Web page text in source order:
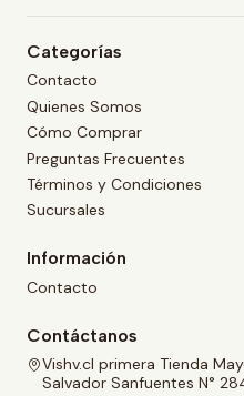
Categorías
Contacto
Quienes Somos
Cómo Comprar
Preguntas Frecuentes
Términos y Condiciones
Sucursales
Información
Contacto
Contáctanos
Vishv.cl primera Tienda
Salvador Sanfuentes N°